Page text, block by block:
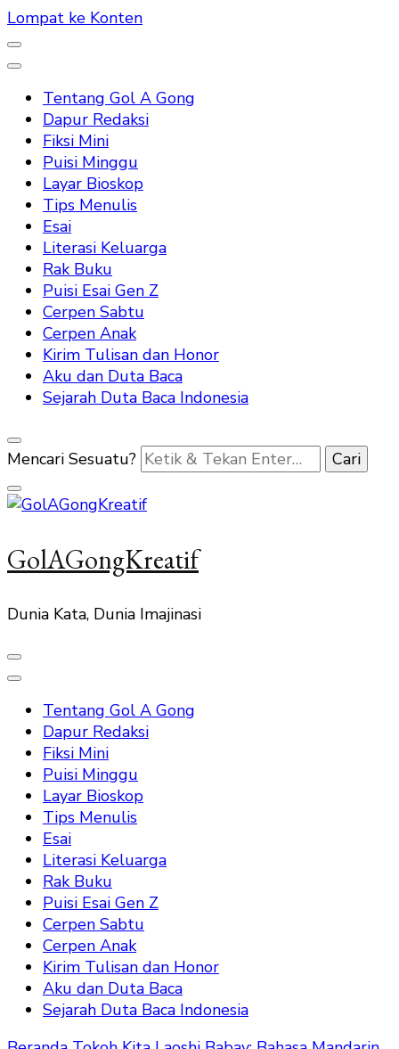
Lompat ke Konten
Tentang Gol A Gong
Dapur Redaksi
Fiksi Mini
Puisi Minggu
Layar Bioskop
Tips Menulis
Esai
Literasi Keluarga
Rak Buku
Puisi Esai Gen Z
Cerpen Sabtu
Cerpen Anak
Kirim Tulisan dan Honor
Aku dan Duta Baca
Sejarah Duta Baca Indonesia
Mencari Sesuatu?
GolAGongKreatif
Dunia Kata, Dunia Imajinasi
Tentang Gol A Gong
Dapur Redaksi
Fiksi Mini
Puisi Minggu
Layar Bioskop
Tips Menulis
Esai
Literasi Keluarga
Rak Buku
Puisi Esai Gen Z
Cerpen Sabtu
Cerpen Anak
Kirim Tulisan dan Honor
Aku dan Duta Baca
Sejarah Duta Baca Indonesia